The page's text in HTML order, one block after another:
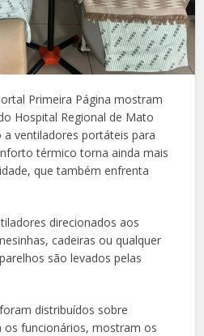
Primeira Página mostram
Hospital Regional de Mato
ventiladores portáteis para
térmico torna ainda mais
que também enfrenta
direcionados aos
cadeiras ou qualquer
são levados pelas
distribuídos sobre
os funcionários, mostram os